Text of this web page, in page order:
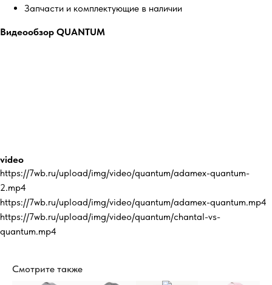
Запчасти и комплектующие в наличии
Видеообзор QUANTUM
video
https://7wb.ru/upload/img/video/quantum/adamex-quantum-
2.mp4
https://7wb.ru/upload/img/video/quantum/adamex-quantum.mp4
https://7wb.ru/upload/img/video/quantum/chantal-vs-
quantum.mp4
Смотрите также